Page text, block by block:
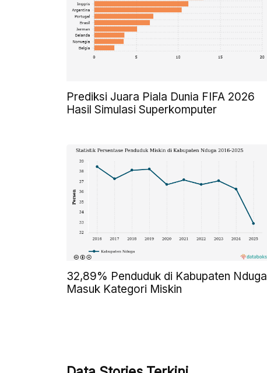
Prediksi Juara Piala Dunia FIFA 2026
Hasil Simulasi Superkomputer
32,89% Penduduk di Kabupaten Nduga
Masuk Kategori Miskin